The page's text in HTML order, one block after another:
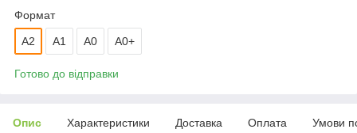
Формат
A2 А1 A0 A0+
Готово до відправки
Опис Характеристики Доставка Оплата Умови